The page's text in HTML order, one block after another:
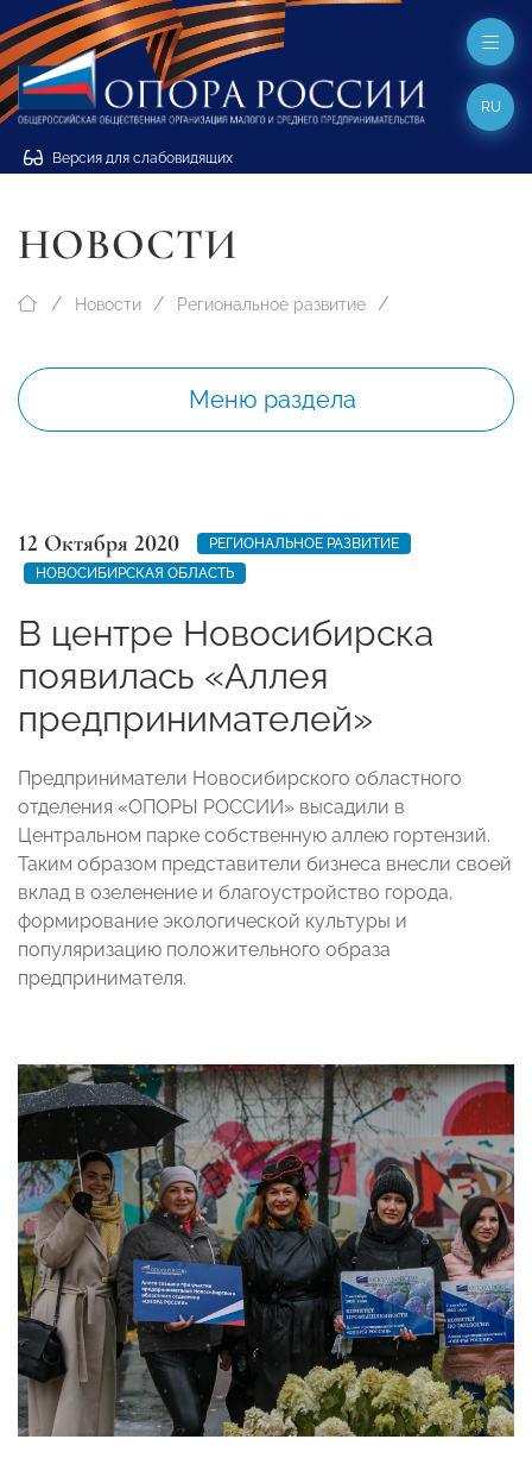
Версия для слабовидящих
RU
НОВОСТИ
Новости Региональное развитие
Меню раздела
12 Октября 2020
РЕГИОНАЛЬНОЕ РАЗВИТИЕ
НОВОСИБИРСКАЯ ОБЛАСТЬ
В центре Новосибирска
появилась «Аллея
предпринимателей»
Предприниматели Новосибирского областного
отделения «ОПОРЫ РОССИИ» высадили в
Центральном парке собственную аллею гортензий.
Таким образом представители бизнеса внесли своей
вклад в озеленение и благоустройство города,
формирование экологической культуры и
популяризацию положительного образа
предпринимателя.